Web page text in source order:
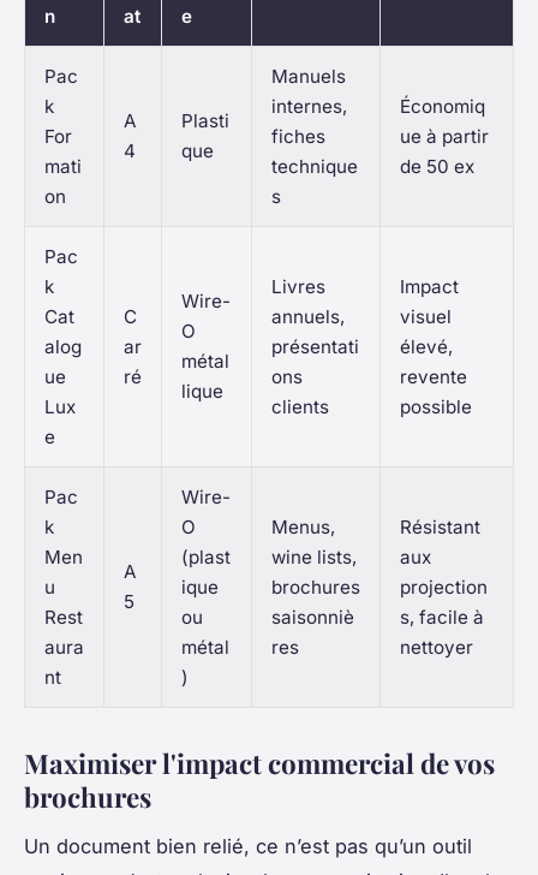
n
at
e
Pac
k
For
mati
on
A
4
Plasti
que
Manuels
internes,
fiches
technique
s
Économiq
ue à partir
de 50 ex
Pac
k
Cat
alog
ue
Lux
e
C
ar
ré
Wire-
O
métal
lique
Livres
annuels,
présentati
ons
clients
Impact
visuel
élevé,
revente
possible
Pac
k
Men
u
Rest
aura
nt
A
5
Wire-
O
(plast
ique
ou
métal
)
Menus,
wine lists,
brochures
saisonniè
res
Résistant
aux
projection
s, facile à
nettoyer
Maximiser l'impact commercial de vos
brochures
Un document bien relié, ce n’est pas qu’un outil